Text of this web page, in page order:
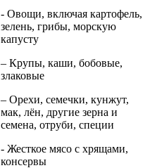
- Овощи, включая картофель,
зелень, грибы, морскую
капусту
– Крупы, каши, бобовые,
злаковые
– Орехи, семечки, кунжут,
мак, лён, другие зерна и
семена, отруби, специи
- Жесткое мясо с хрящами,
консервы